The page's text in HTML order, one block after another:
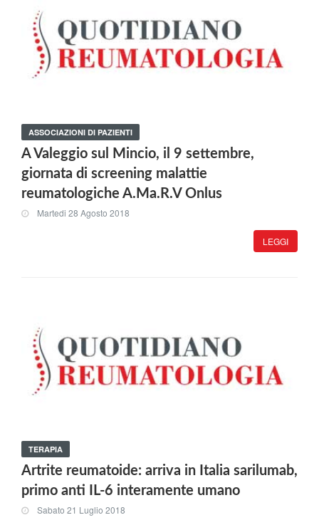
ASSOCIAZIONI DI PAZIENTI
A Valeggio sul Mincio, il 9 settembre,
giornata di screening malattie
reumatologiche A.Ma.R.V Onlus
Martedi 28 Agosto 2018
LEGGI
TERAPIA
Artrite reumatoide: arriva in Italia sarilumab,
primo anti IL-6 interamente umano
Sabato 21 Luglio 2018